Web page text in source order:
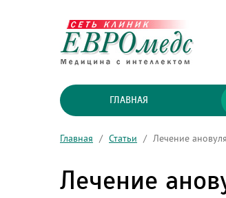
ГЛАВНАЯ
Главная / Статьи / Лечение
Лечение